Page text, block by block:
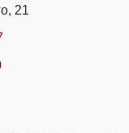
21